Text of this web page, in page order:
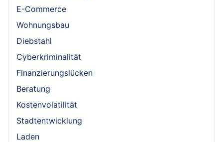
E-Commerce
Wohnungsbau
Diebstahl
Cyberkriminalität
Finanzierungslücken
Beratung
Kostenvolatilität
Stadtentwicklung
Laden